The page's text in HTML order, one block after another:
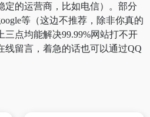
定的运营商，比如电信）。部分
等（这边不推荐，除非你真的
三点均能解决99.99%网站打不开
线留言，着急的话也可以通过QQ